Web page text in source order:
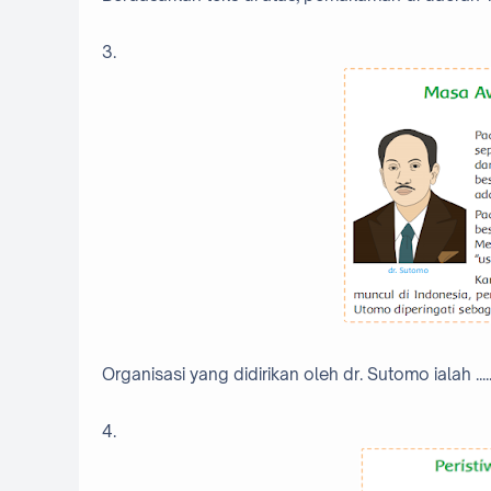
3.
Organisasi yang didirikan oleh dr. Sutomo ialah
4.